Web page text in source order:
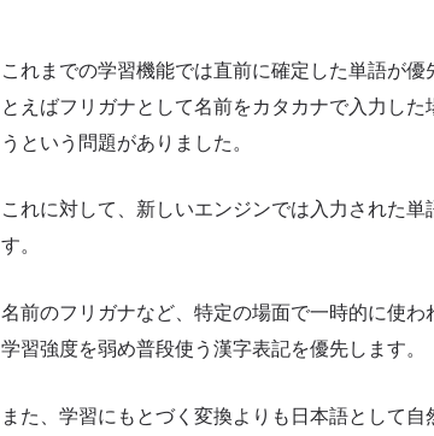
これまでの学習機能では直前に確定した単語が
とえばフリガナとして名前をカタカナで入力し
うという問題がありました。
これに対して、新しいエンジンでは入力された
す。
名前のフリガナなど、特定の場面で一時的に使
学習強度を弱め普段使う漢字表記を優先します。
また、学習にもとづく変換よりも日本語として